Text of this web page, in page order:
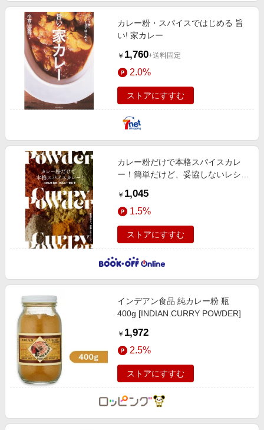
旅行・レジャー・ホテル予約
生活・お役立ち
金融・マネー・保険
デジタルコンテンツ
ビジネス・その他サービス
Apple公式サイト×楽天カード分割払い
Qoo10メガポ
Samsung ボーナスキャンペーン
週末の高還元 夏の長期版
カレー粉・スパイスではじめる 旨
い! 家カレー
￥ 1,760+送料固定
2.0%
ストアにすすむ
カレー粉だけで本格スパイスカレ
ー！簡単だけど、妥協しないレシ
￥ 1,045
1.5%
ストアにすすむ
インデアン食品 純カレー粉 瓶
400g [INDIAN CURRY POWDER]
￥ 1,972
2.5%
ストアにすすむ